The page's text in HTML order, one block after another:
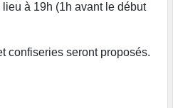
à 19h (1h avant le début
confiseries seront proposés.